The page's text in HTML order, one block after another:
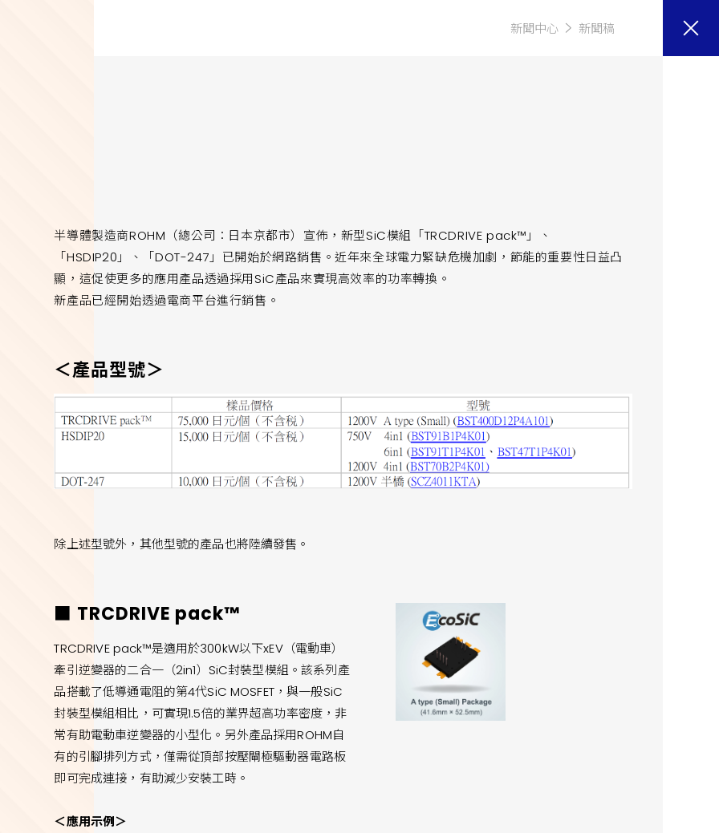
新聞中心 新聞稿
半導體製造商ROHM（總公司：日本京都市）宣佈，新型SiC模組「TRCDRIVE pack™」、
「HSDIP20」、「DOT-247」已開始於網路銷售。近年來全球電力緊缺危機加劇，節能的重要性日益凸
顯，這促使更多的應用產品透過採用SiC產品來實現高效率的功率轉換。
新產品已經開始透過電商平台進行銷售。
＜產品型號＞
除上述型號外，其他型號的產品也將陸續發售。
■ TRCDRIVE pack™
TRCDRIVE pack™是適用於300kW以下xEV（電動車）
牽引逆變器的二合一（2in1）SiC封裝型模組。該系列產
品搭載了低導通電阻的第4代SiC MOSFET，與一般SiC
封裝型模組相比，可實現1.5倍的業界超高功率密度，非
常有助電動車逆變器的小型化。另外產品採用ROHM自
有的引腳排列方式，僅需從頂部按壓閘極驅動器電路板
即可完成連接，有助減少安裝工時。
＜應用示例＞